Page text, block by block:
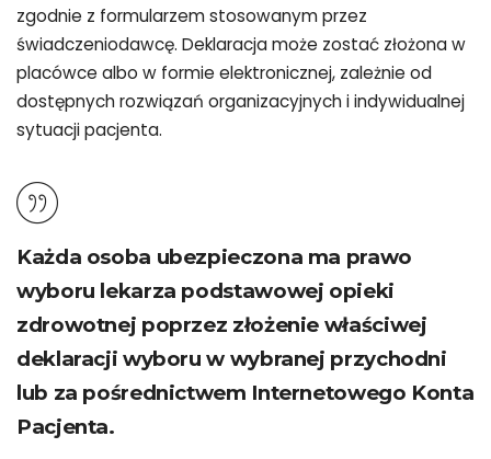
zgodnie z formularzem stosowanym przez
świadczeniodawcę. Deklaracja może zostać złożona w
placówce albo w formie elektronicznej, zależnie od
dostępnych rozwiązań organizacyjnych i indywidualnej
sytuacji pacjenta.
Każda osoba ubezpieczona ma prawo
wyboru lekarza podstawowej opieki
zdrowotnej poprzez złożenie właściwej
deklaracji wyboru w wybranej przychodni
lub za pośrednictwem Internetowego Konta
Pacjenta.